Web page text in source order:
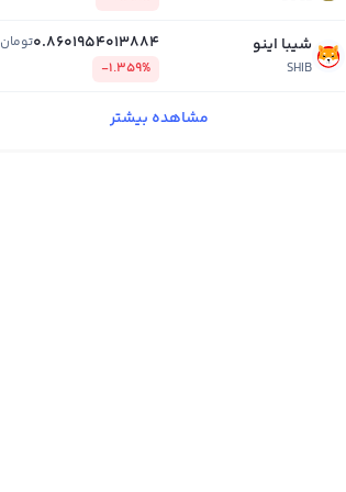
شیبا اینو
SHIB
0.8601954013884تومان
-1.359%
مشاهده بیشتر